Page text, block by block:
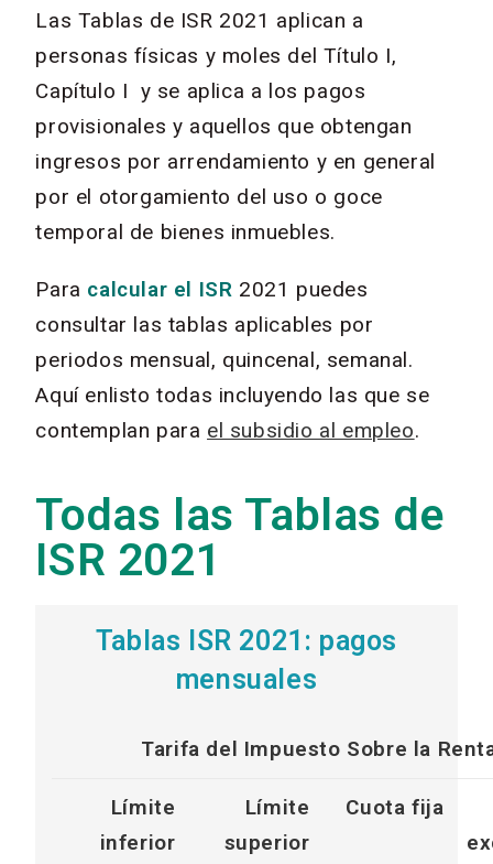
Las Tablas de ISR 2021 aplican a
personas físicas y moles del Título I,
Capítulo I y se aplica a los pagos
provisionales y aquellos que obtengan
ingresos por arrendamiento y en general
por el otorgamiento del uso o goce
temporal de bienes inmuebles.
Para calcular el ISR 2021 puedes
consultar las tablas aplicables por
periodos mensual, quincenal, semanal.
Aquí enlisto todas incluyendo las que se
contemplan para el subsidio al empleo.
Todas las Tablas de
ISR 2021
Tablas ISR 2021: pagos
mensuales
Tarifa del Impuesto Sobre la
Límite
inferior
Límite
superior
Cuota fija